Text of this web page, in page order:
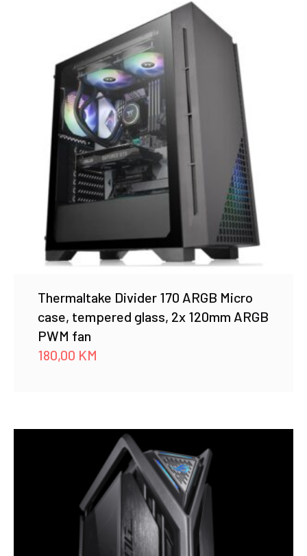
Thermaltake Divider 170 ARGB Micro
case, tempered glass, 2x 120mm ARGB
PWM fan
180,00 KM